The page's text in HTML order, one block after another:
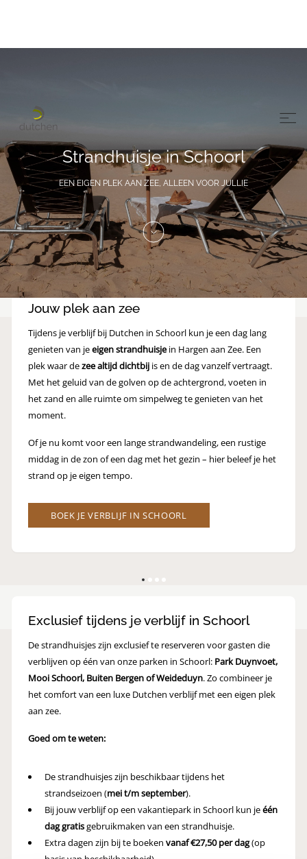
Strandhuisje in Schoorl
EEN EIGEN PLEK AAN ZEE, ALLEEN VOOR JULLIE
Jouw plek aan zee
Tijdens je verblijf bij Dutchen in Schoorl kun je een dag lang
genieten van jeeigen strandhuisjein Hargen aan Zee. Een
plek waar dezee altijd dichtbij is en de dag vanzelf vertraagt.
Met het geluid van de golven op de achtergrond, voeten in
het zand en alle ruimte om simpelweg te genieten van het
moment.
Of je nu komt voor een lange strandwandeling, een rustige
middag in de zon of een dag met het gezin – hier beleef je het
strand op je eigen tempo.
BOEK JE VERBLIJF IN SCHOORL
Exclusief tijdens je verblijf in Schoorl
De strandhuisjes zijn exclusief te reserveren voor gasten die
verblijven op één van onze parken in Schoorl: Park Duynvoet,
Mooi Schoorl, Buiten Bergen of Weideduyn. Zo combineer je
het comfort van een luxe Dutchen verblijf met een eigen plek
aan zee.
Goed om te weten:
De strandhuisjes zijn beschikbaar tijdens het
strandseizoen (mei t/m september).
Bij jouw verblijf op een vakantiepark in Schoorl kun jeéén
dag gratisgebruikmaken van een strandhuisje.
Extra dagen zijn bij te boeken vanaf €27,50 per dag(op